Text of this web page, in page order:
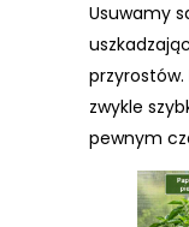
Usuwamy
zwykle
pewnym